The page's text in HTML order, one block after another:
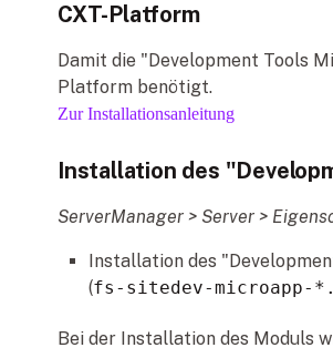
CXT-Platform
Damit die "Development Tools
Platform benötigt.
Zur Installationsanleitung
Installation des
ServerManager > Server >
Installation des
(fs-sitedev-microapp-
Bei der Installation des Moduls